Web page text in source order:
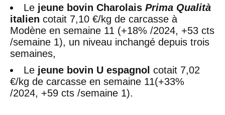
Le jeune bovin Charolais Prima Qualità
italien cotait 7,10 €/kg de carcasse à
Modène en semaine 11 (+18% /2024, +53 cts
/semaine 1), un niveau inchangé depuis trois
semaines,
Le jeune bovin U espagnol cotait 7,02
€/kg de carcasse en semaine 11(+33%
/2024, +59 cts /semaine 1).